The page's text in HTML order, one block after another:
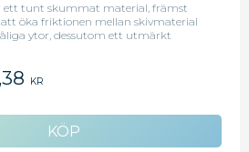
ett tunt skummat material, främst
öka friktionen mellan skivmaterial
ytor, dessutom ett utmärkt
KR